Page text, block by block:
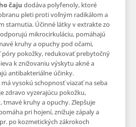
čaju dodáva polyfenoly, ktoré
pleti proti voľným radikálom a
starnutia. Účinné látky v extrakte zo
mikrocirkuláciu, pomáhajú
kruhy a opuchy pod očami,
pokožky, redukovať prebytočný
k znižovaniu výskytu akné a
antibakteriálne účinky.
má vysokú schopnosť viazať na seba
zdravo vyzerajúcu pokožku,
tmavé kruhy a opuchy. Zlepšuje
pri hojení, znižuje zápaly a
po kozmetických zákrokoch